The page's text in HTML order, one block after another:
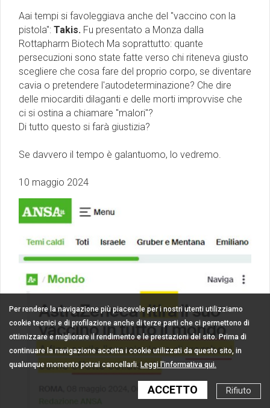
Aai tempi si favoleggiava anche del ''vaccino con la
pistola'': Takis. Fu presentato a Monza dalla
Rottapharm Biotech Ma soprattutto: quante
persecuzioni sono state fatte verso chi riteneva giusto
scegliere che cosa fare del proprio corpo, se diventare
cavia o pretendere l'autodeterminazione? Che dire
delle miocarditi dilaganti e delle morti improvvise che
ci si ostina a chiamare ''malori''?
Di tutto questo si farà giustizia?
Se davvero il tempo è galantuomo, lo vedremo.
10 maggio 2024
Per rendere la navigazione più piacevole per i nostri utenti utilizziamo
cookie tecnici e di profilazione anche di terze parti che ci permettono di
ottimizzare e migliorare il rendimento e le prestazioni del sito. Prima di
continuare la navigazione accetta i cookie utilizzati da questo sito, in
qualunque momento potrai cancellarli. Leggi l'informativa qui.
ACCETTO Rifiuto